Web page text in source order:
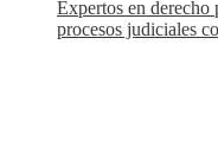
Expertos en derecho
procesos judiciales